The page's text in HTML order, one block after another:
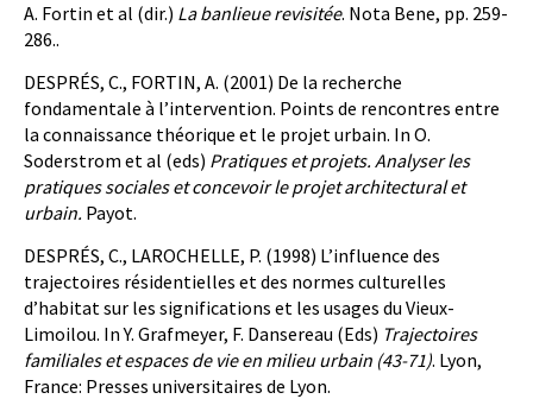
A. Fortin et al (dir.) La banlieue revisitée. Nota Bene, pp. 259-
286..
DESPRÉS, C., FORTIN, A. (2001) De la recherche
fondamentale à l’intervention. Points de rencontres entre
la connaissance théorique et le projet urbain. In O.
Soderstrom et al (eds) Pratiques et projets. Analyser les
pratiques sociales et concevoir le projet architectural et
urbain. Payot.
DESPRÉS, C., LAROCHELLE, P. (1998) L’influence des
trajectoires résidentielles et des normes culturelles
d’habitat sur les significations et les usages du Vieux-
Limoilou. In Y. Grafmeyer, F. Dansereau (Eds) Trajectoires
familiales et espaces de vie en milieu urbain (43-71). Lyon,
France: Presses universitaires de Lyon.